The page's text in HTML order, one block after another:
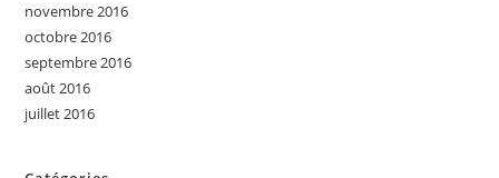
novembre 2016
octobre 2016
septembre 2016
août 2016
juillet 2016